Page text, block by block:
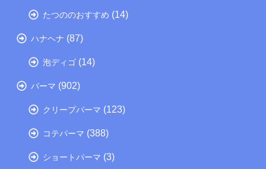
たつののおすすめ (14)
ハナヘナ (87)
泡ディゴ (14)
パーマ (902)
クリープパーマ (123)
コテパーマ (388)
ショートパーマ (3)